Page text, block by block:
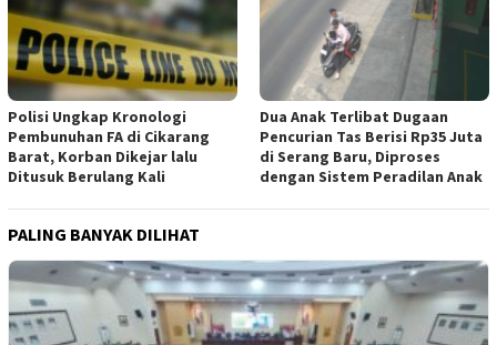
Polisi Ungkap Kronologi
Pembunuhan FA di Cikarang
Barat, Korban Dikejar lalu
Ditusuk Berulang Kali
Dua Anak Terlibat Dugaan
Pencurian Tas Berisi Rp35 Juta
di Serang Baru, Diproses
dengan Sistem Peradilan Anak
PALING BANYAK DILIHAT